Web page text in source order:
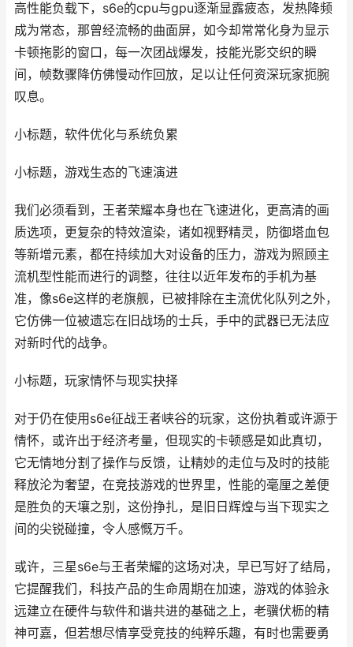
高性能负载下，s6e的cpu与gpu逐渐显露疲态，发热降频
成为常态，那曾经流畅的曲面屏，如今却常常化身为显示
卡顿拖影的窗口，每一次团战爆发，技能光影交织的瞬
间，帧数骤降仿佛慢动作回放，足以让任何资深玩家扼腕
叹息。
小标题，软件优化与系统负累
小标题，游戏生态的飞速演进
我们必须看到，王者荣耀本身也在飞速进化，更高清的画
质选项，更复杂的特效渲染，诸如视野精灵，防御塔血包
等新增元素，都在持续加大对设备的压力，游戏为照顾主
流机型性能而进行的调整，往往以近年发布的手机为基
准，像s6e这样的老旗舰，已被排除在主流优化队列之外，
它仿佛一位被遗忘在旧战场的士兵，手中的武器已无法应
对新时代的战争。
小标题，玩家情怀与现实抉择
对于仍在使用s6e征战王者峡谷的玩家，这份执着或许源于
情怀，或许出于经济考量，但现实的卡顿感是如此真切，
它无情地分割了操作与反馈，让精妙的走位与及时的技能
释放沦为奢望，在竞技游戏的世界里，性能的毫厘之差便
是胜负的天壤之别，这份挣扎，是旧日辉煌与当下现实之
间的尖锐碰撞，令人感慨万千。
或许，三星s6e与王者荣耀的这场对决，早已写好了结局，
它提醒我们，科技产品的生命周期在加速，游戏的体验永
远建立在硬件与软件和谐共进的基础之上，老骥伏枥的精
神可嘉，但若想尽情享受竞技的纯粹乐趣，有时也需要勇